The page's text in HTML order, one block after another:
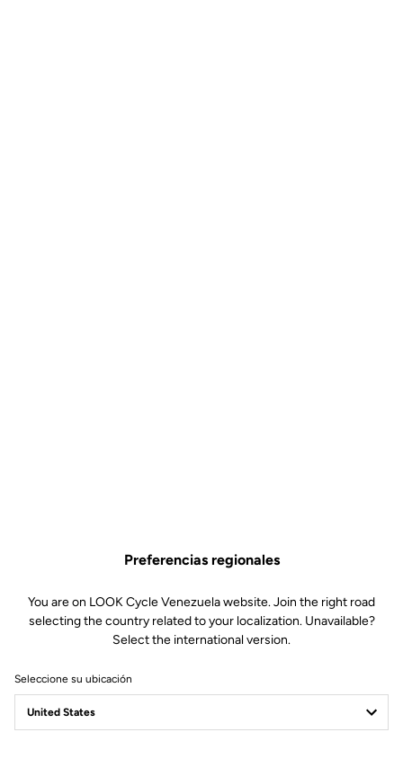
Carta
Preferencias regionales
You are on LOOK Cycle Venezuela website. Join the right road
selecting the country related to your localization. Unavailable?
Select the international version.
Seleccione su ubicación